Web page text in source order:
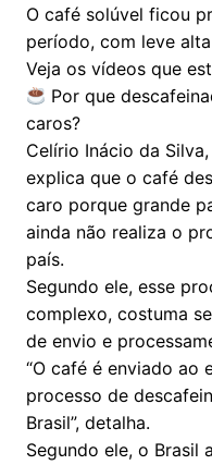
O café solúvel ficou
período, com leve
Veja os vídeos que
Por que
caros?
Celírio Inácio da
explica que o café
caro porque grande
ainda não realiza o
país.
Segundo ele, esse
complexo, costuma
de envio e
“O café é enviado ao
processo de
Brasil”, detalha.
Segundo ele, o Brasil